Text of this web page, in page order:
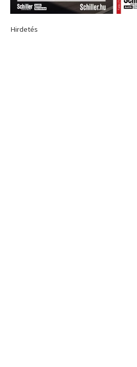
Hirdetés